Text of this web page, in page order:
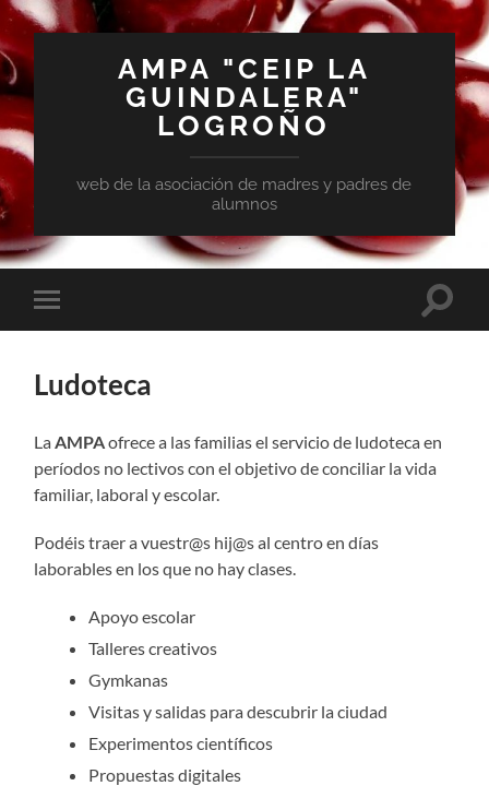
AMPA "CEIP LA
GUINDALERA"
LOGROÑO
web de la asociación de madres y padres de
alumnos
Ludoteca
La AMPAofrece a las familias el servicio de ludoteca en
períodos no lectivos con el objetivo deconciliar la vida
familiar, laboral y escolar.
Podéis traer a vuestr@s hij@s al centro en días
laborables en los que no hay clases.
Apoyo escolar
Talleres creativos
Gymkanas
Visitas y salidas para descubrir la ciudad
Experimentos científicos
Propuestas digitales